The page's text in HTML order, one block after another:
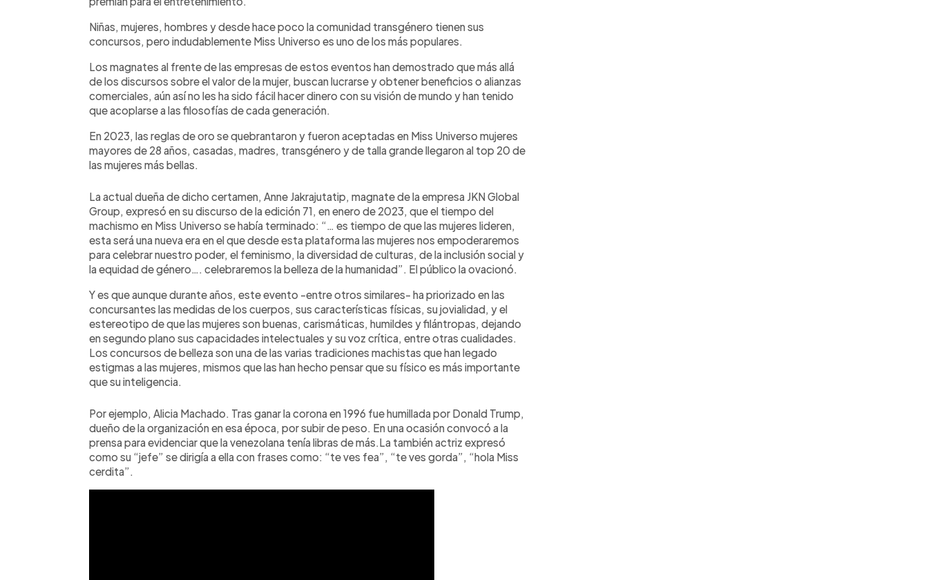
Niñas, mujeres, hombres y desde hace poco la comunidad transgénero tienen sus
concursos, pero indudablemente Miss Universo es uno de los más populares.
Los magnates al frente de las empresas de estos eventos han demostrado que más allá
de los discursos sobre el valor de la mujer, buscan lucrarse y obtener beneficios o alianzas
comerciales, aún así no les ha sido fácil hacer dinero con su visión de mundo y han tenido
que acoplarse a las filosofías de cada generación.
En 2023, las reglas de oro se quebrantaron y fueron aceptadas en Miss Universo mujeres
mayores de 28 años, casadas, madres, transgénero y de talla grande llegaron al top 20 de
las mujeres más bellas.
La actual dueña de dicho certamen, Anne Jakrajutatip, magnate de la empresa JKN Global
Group, expresó en su discurso de la edición 71, en enero de 2023, que el tiempo del
machismo en Miss Universo se había terminado: “… es tiempo de que las mujeres lideren,
esta será una nueva era en el que desde esta plataforma las mujeres nos empoderaremos
para celebrar nuestro poder, el feminismo, la diversidad de culturas, de la inclusión social y
la equidad de género…. celebraremos la belleza de la humanidad”. El público la ovacionó.
Y es que aunque durante años, este evento -entre otros similares- ha priorizado en las
concursantes las medidas de los cuerpos, sus características físicas, su jovialidad, y el
estereotipo de que las mujeres son buenas, carismáticas, humildes y filántropas, dejando
en segundo plano sus capacidades intelectuales y su voz crítica, entre otras cualidades.
Los concursos de belleza son una de las varias tradiciones machistas que han legado
estigmas a las mujeres, mismos que las han hecho pensar que su físico es más importante
que su inteligencia.
Por ejemplo, Alicia Machado. Tras ganar la corona en 1996 fue humillada por Donald Trump,
dueño de la organización en esa época, por subir de peso. En una ocasión convocó a la
prensa para evidenciar que la venezolana tenía libras de más.La también actriz expresó
como su “jefe” se dirigía a ella con frases como: “te ves fea”, “te ves gorda”, “hola Miss
cerdita”.